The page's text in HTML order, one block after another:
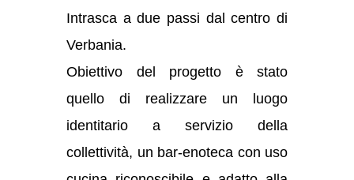
Intrasca a due passi dal centro di
Verbania.
Obiettivo del progetto è stato
quello di realizzare un luogo
identitario a servizio della
collettività, un bar-enoteca con uso